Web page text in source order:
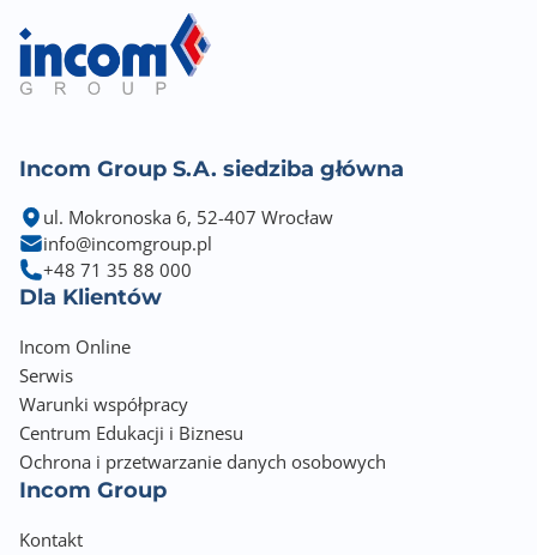
Incom Group S.A. siedziba główna
ul. Mokronoska 6, 52-407 Wrocław
info@incomgroup.pl
+48 71 35 88 000
Dla Klientów
Incom Online
Serwis
Warunki współpracy
Centrum Edukacji i Biznesu
Ochrona i przetwarzanie danych osobowych
Incom Group
Kontakt